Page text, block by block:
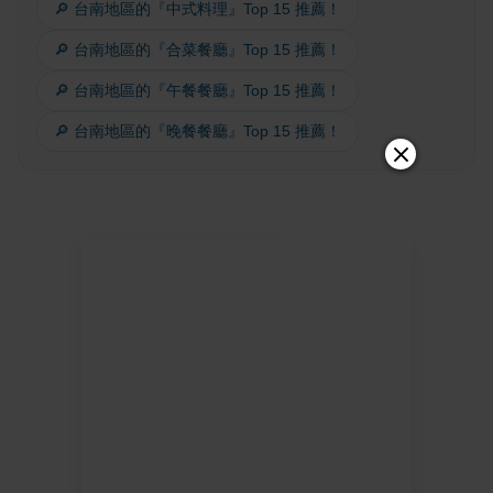
🔎 台南地區的『中式料理』Top 15 推薦！
🔎 台南地區的『合菜餐廳』Top 15 推薦！
🔎 台南地區的『午餐餐廳』Top 15 推薦！
🔎 台南地區的『晚餐餐廳』Top 15 推薦！